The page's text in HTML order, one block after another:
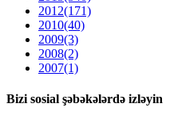
2012(171)
2010(40)
2009(3)
2008(2)
2007(1)
Bizi sosial şəbəkələrdə izləyin